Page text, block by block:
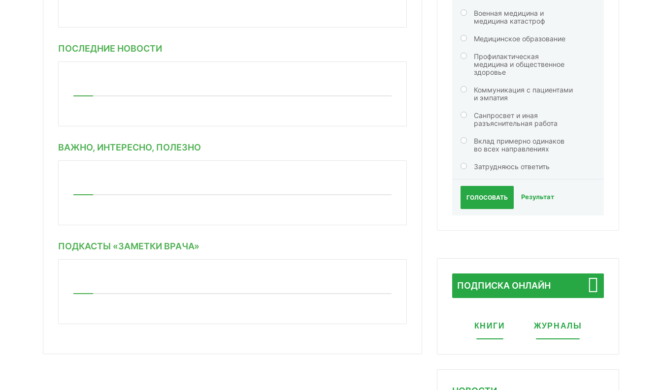
ПОСЛЕДНИЕ НОВОСТИ
ВАЖНО, ИНТЕРЕСНО, ПОЛЕЗНО
ПОДКАСТЫ «ЗАМЕТКИ ВРАЧА»
Военная медицина и
медицина катастроф
Медицинское образование
Профилактическая
медицина и общественное
здоровье
Коммуникация с пациентами
и эмпатия
Санпросвет и иная
разъяснительная работа
Вклад примерно одинаков
во всех направлениях
Затрудняюсь ответить
ГОЛОСОВАТЬ Результат
ПОДПИСКА ОНЛАЙН
КНИГИ ЖУРНАЛЫ